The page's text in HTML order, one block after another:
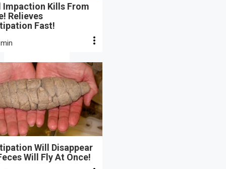
Impaction Kills From
Relieves
Fast!
Will Disappear
Will Fly At Once!